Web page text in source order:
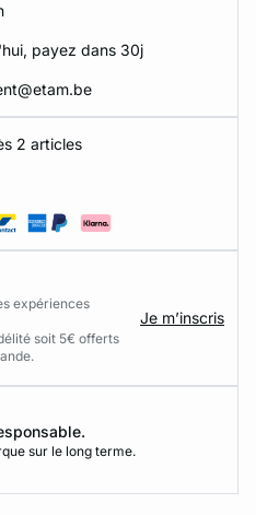
payez dans 30j
2 articles
expériences
soit 5€ offerts
Je m’inscris
sur le long terme.